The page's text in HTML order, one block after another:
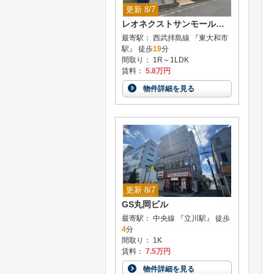
更新 8/7
レオネクストサンモール向原
最寄駅： 西武拝島線 『東大和市
駅』 徒歩19分
間取り： 1R～1LDK
賃料： 5.8万円
物件詳細を見る
更新 8/7
GS丸岡ビル
最寄駅： 中央線 『立川駅』 徒歩
4分
間取り： 1K
賃料： 7.5万円
物件詳細を見る